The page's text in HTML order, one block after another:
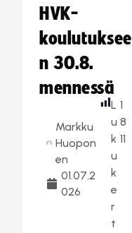
HVK-
koulutuksee
n 30.8.
mennessä
Markku
Huopon
en
01.07.2
026
L
u
k
u
k
e
r
t
1
8
11